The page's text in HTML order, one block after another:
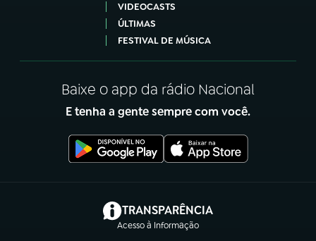
VIDEOCASTS
ÚLTIMAS
FESTIVAL DE MÚSICA
Baixe o app da rádio Nacional
E tenha a gente sempre com você.
TRANSPARÊNCIA
Acesso à Informação
(abre em nova aba)